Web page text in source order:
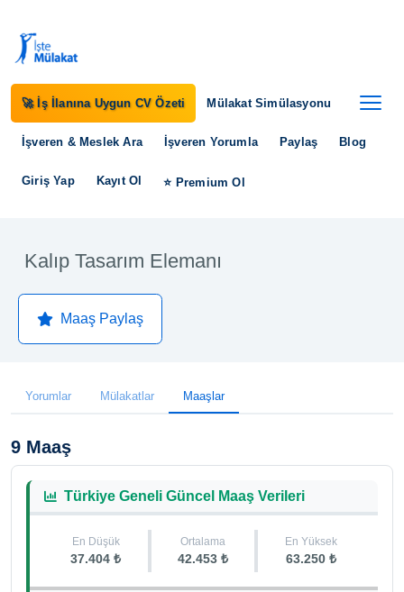
🚀 İş İlanına Uygun CV Özeti Mülakat Simülasyonu
İşveren & Meslek Ara İşveren Yorumla Paylaş Blog
Giriş Yap Kayıt Ol ⭐ Premium Ol
Kalıp Tasarım Elemanı
Maaş Paylaş
Yorumlar Mülakatlar Maaşlar
9 Maaş
Türkiye Geneli Güncel Maaş Verileri
En Düşük
37.404 ₺
Ortalama
42.453 ₺
En Yüksek
63.250 ₺